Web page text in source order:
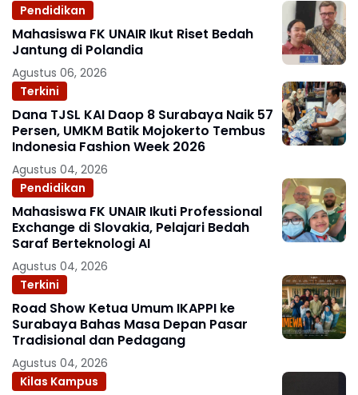
Pendidikan
Mahasiswa FK UNAIR Ikut Riset Bedah
Jantung di Polandia
Agustus 06, 2026
Terkini
Dana TJSL KAI Daop 8 Surabaya Naik 57
Persen, UMKM Batik Mojokerto Tembus
Indonesia Fashion Week 2026
Agustus 04, 2026
Pendidikan
Mahasiswa FK UNAIR Ikuti Professional
Exchange di Slovakia, Pelajari Bedah
Saraf Berteknologi AI
Agustus 04, 2026
Terkini
Road Show Ketua Umum IKAPPI ke
Surabaya Bahas Masa Depan Pasar
Tradisional dan Pedagang
Agustus 04, 2026
Kilas Kampus